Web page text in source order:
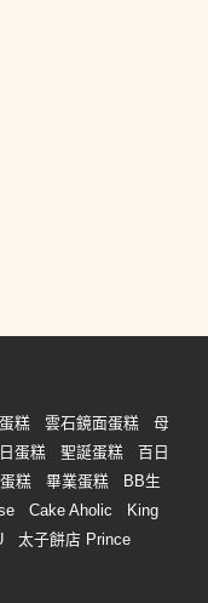
糕 雲石鏡面蛋糕
母
蛋糕 聖誕蛋糕
百日
糕 畢業蛋糕
BB生
Cake Aholic
King
太子餅店 Prince